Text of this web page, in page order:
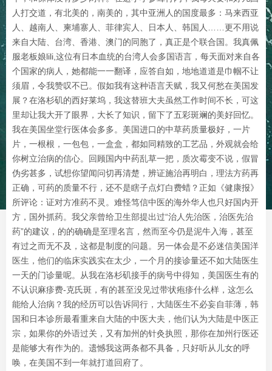
人打交道，有北美的，南美的，其中亚洲人的国度最多：马来西亚
人、越南人、柬埔寨人、菲律宾人、日本人、韩国人……更不用说
来自大陆、台湾、香港、澳门的同胞了，真正是个联合国。我真佩
服老板娘lili,这位有日本血统的台湾人会多国语言，每天面对来自各
个国家的病人，她都能一一翻译，应答自如，地地道道是巾帼不让
须眉，令我赞叹不已。假如我有这种语言天赋，我又何愁在美国发
展？在洛杉矶的西好莱坞，我这替班大夫虽然工作时间不长，可这
里却让我大开了眼界，大长了知识，留下了五彩斑斓的美好回忆。
我在美国坐堂行医体会多多。美国进口的中草药质量极好，一片
片，一根根，一包包，一盒盒，都如同精致的工艺品，外观就会给
你树立治病的信心。回顾国内中药乱草一把，质次霉变不说，假冒
伪劣甚多，试想你望闻问切再清楚，辨证施治再明白，理法方药再
正确，可药的质量不行，还不是瞎子点灯白费蜡？正如《健康报》
所评论：证对方准药不灵。难怪笃信中医的海外华人也只好国内开
方，国外抓药。我父亲曾给卫生部提出过“治人先治医，治医先治
药”的建议，的的确确是至理名言，然而至今仍是泥牛入海，甚至
有过之而无不及，这都是制度的问题。另一体会是不必迷信美国洋
医生，他们的临床实践实在太少，一个月的接诊量还不如大陆医生
一天的门诊量呢。从我在洛杉矶接手的病号中得知，美国医生有的
不认识麻疹费-克氏斑，有的甚至没见过带状疱疹什么样，这怎么
能给人治病？我的经历可以告诉同行，大陆医生不必妄自菲薄，韩
国和日本诊所最看重来自大陆的中医大夫，他们认为大陆是中医正
宗，如果你的外语过关，又有加州的针灸执照，那你在加州行医还
是能够大有作为的。遗憾我这两条都不具备，只好听从儿女的呼
唤，在美国不到一年就打道回府了。